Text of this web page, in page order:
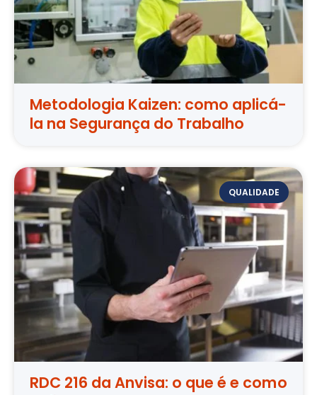
Metodologia Kaizen: como aplicá-
la na Segurança do Trabalho
QUALIDADE
RDC 216 da Anvisa: o que é e como